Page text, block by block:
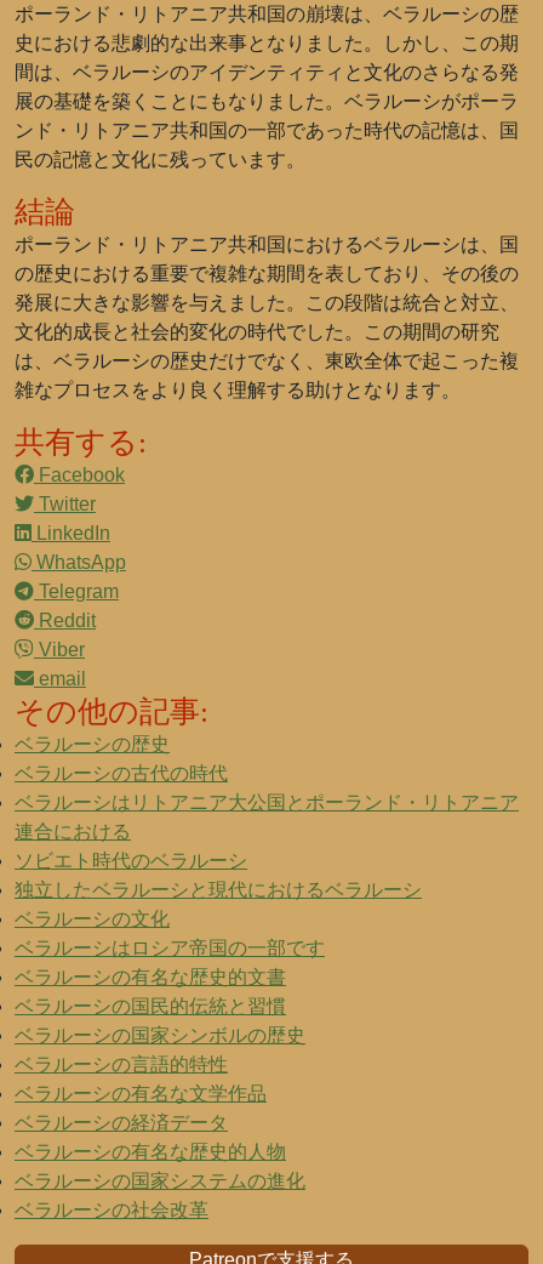
ポーランド・リトアニア共和国の崩壊は、ベラルーシの歴
史における悲劇的な出来事となりました。しかし、この期
間は、ベラルーシのアイデンティティと文化のさらなる発
展の基礎を築くことにもなりました。ベラルーシがポーラ
ンド・リトアニア共和国の一部であった時代の記憶は、国
民の記憶と文化に残っています。
結論
ポーランド・リトアニア共和国におけるベラルーシは、国
の歴史における重要で複雑な期間を表しており、その後の
発展に大きな影響を与えました。この段階は統合と対立、
文化的成長と社会的変化の時代でした。この期間の研究
は、ベラルーシの歴史だけでなく、東欧全体で起こった複
雑なプロセスをより良く理解する助けとなります。
共有する:
Facebook
Twitter
LinkedIn
WhatsApp
Telegram
Reddit
Viber
email
その他の記事:
ベラルーシの歴史
ベラルーシの古代の時代
ベラルーシはリトアニア大公国とポーランド・リトアニア
連合における
ソビエト時代のベラルーシ
独立したベラルーシと現代におけるベラルーシ
ベラルーシの文化
ベラルーシはロシア帝国の一部です
ベラルーシの有名な歴史的文書
ベラルーシの国民的伝統と習慣
ベラルーシの国家シンボルの歴史
ベラルーシの言語的特性
ベラルーシの有名な文学作品
ベラルーシの経済データ
ベラルーシの有名な歴史的人物
ベラルーシの国家システムの進化
ベラルーシの社会改革
Patreonで支援する